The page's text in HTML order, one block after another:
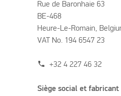
Rue de Baronhaie 63
BE-468
Heure-Le-Romain,
VAT No. 194 6547 23
phone +32 4 227 46 32
Siège social et fabricant